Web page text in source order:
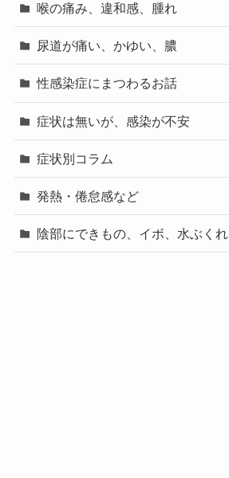
喉の痛み、違和感、腫れ
尿道が痛い、かゆい、膿
性感染症にまつわるお話
症状は無いが、感染が不安
症状別コラム
発熱・倦怠感など
陰部にできもの、イボ、水ぶくれ